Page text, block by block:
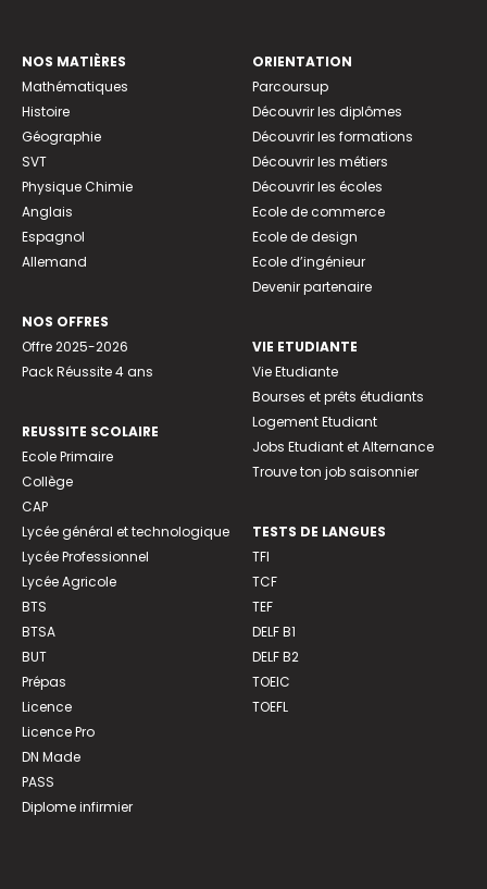
NOS MATIÈRES
Mathématiques
Histoire
Géographie
SVT
Physique Chimie
Anglais
Espagnol
Allemand
NOS OFFRES
Offre 2025-2026
Pack Réussite 4 ans
REUSSITE SCOLAIRE
Ecole Primaire
Collège
CAP
Lycée général et technologique
Lycée Professionnel
Lycée Agricole
BTS
BTSA
BUT
Prépas
Licence
Licence Pro
DN Made
PASS
Diplome infirmier
ORIENTATION
Parcoursup
Découvrir les diplômes
Découvrir les formations
Découvrir les métiers
Découvrir les écoles
Ecole de commerce
Ecole de design
Ecole d’ingénieur
Devenir partenaire
VIE ETUDIANTE
Vie Etudiante
Bourses et prêts étudiants
Logement Etudiant
Jobs Etudiant et Alternance
Trouve ton job saisonnier
TESTS DE LANGUES
TFI
TCF
TEF
DELF B1
DELF B2
TOEIC
TOEFL